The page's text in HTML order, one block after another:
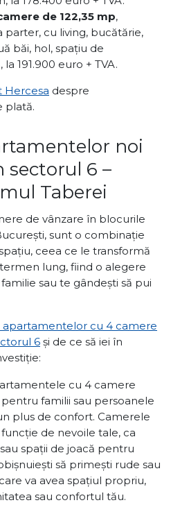
de 122,35 mp,
parter, cu living, bucătărie,
băi, hol, spațiu de
191.900 euro + TVA.
Hercesa despre
plată.
noi
sectorul 6 –
Taberei
de vânzare în blocurile
sunt o combinație
ceea ce le transformă
lung, fiind o alegere
sau te gândești să pui
apartamentelor cu 4 camere
6 și de ce să iei în
cu 4 camere
familii sau persoanele
plus de confort. Camerele
de nevoile tale, ca
spații de joacă pentru
să primești rude sau
va avea spațiul propriu,
sau confortul tău.